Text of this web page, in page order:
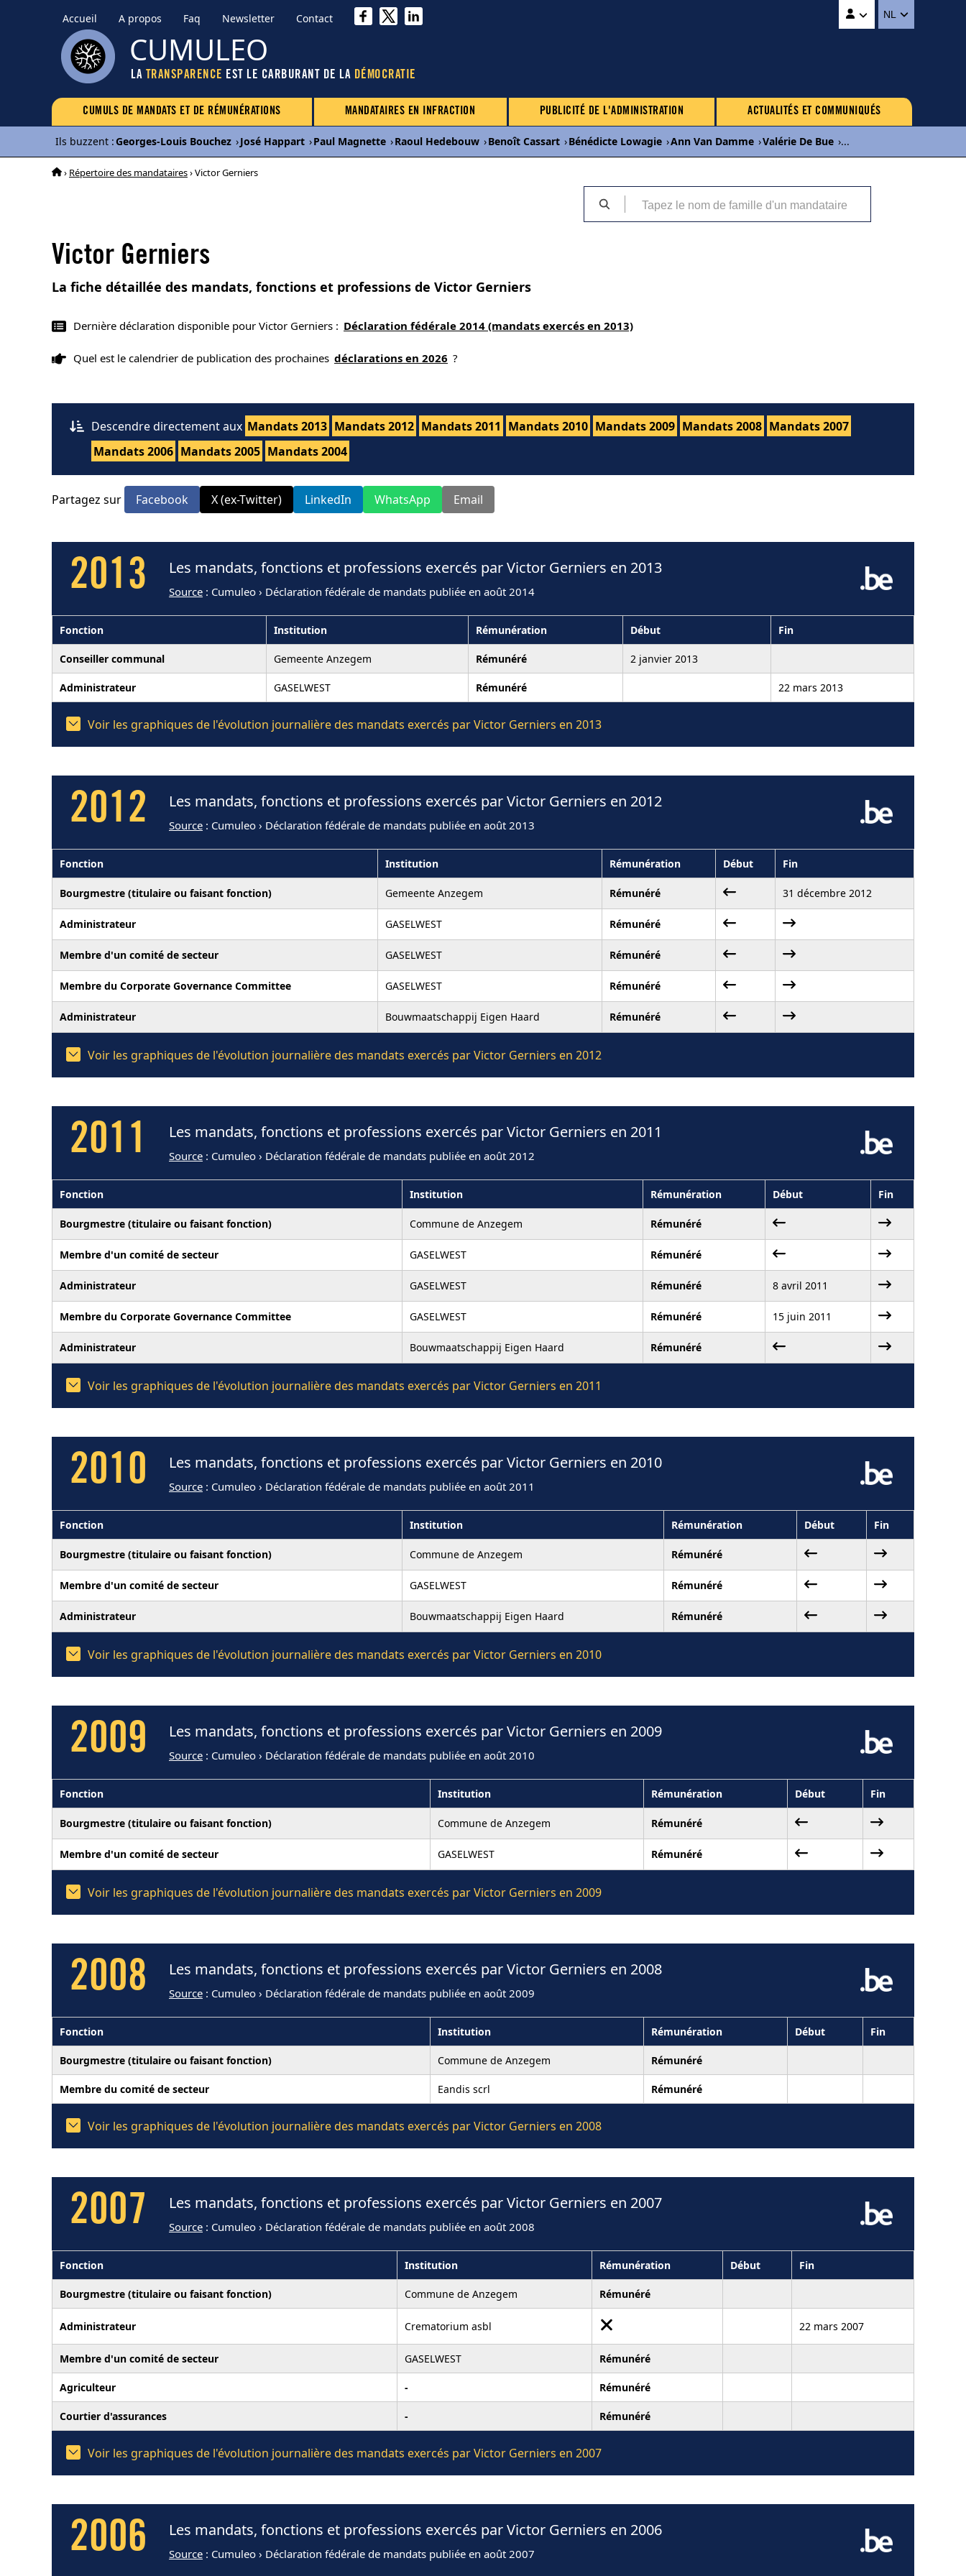
Accueil A propos Faq Newsletter Contact NL
CUMULEO
LA TRANSPARENCE EST LE CARBURANT DE LA DÉMOCRATIE
CUMULS DE MANDATS ET DE RÉMUNÉRATIONS MANDATAIRES EN INFRACTION PUBLICITÉ DE L'ADMINISTRATION ACTUALITÉS ET COMMUNIQUÉS
Ils buzzent :Georges-Louis Bouchez ›José Happart ›Paul Magnette ›Raoul Hedebouw ›Benoît Cassart ›Bénédicte Lowagie ›Ann Van Damme ›Valérie De Bue ›...
› Répertoire des mandataires› Victor Gerniers
Victor Gerniers
La fiche détaillée des mandats, fonctions et professions de Victor Gerniers
Dernière déclaration disponible pour Victor Gerniers : Déclaration fédérale 2014 (mandats exercés en 2013)
Quel est le calendrier de publication des prochaines déclarations en 2026 ?
Descendre directement aux Mandats 2013 Mandats 2012 Mandats 2011 Mandats 2010 Mandats 2009 Mandats 2008 Mandats 2007
Mandats 2006 Mandats 2005 Mandats 2004
Partagez sur Facebook X (ex-Twitter) LinkedIn WhatsApp Email
2013 Les mandats, fonctions et professions exercés par Victor Gerniers en 2013
Source : Cumuleo › Déclaration fédérale de mandats publiée en août 2014
Fonction Institution Rémunération Début Fin
Conseiller communal Gemeente Anzegem Rémunéré 2 janvier 2013
Administrateur GASELWEST Rémunéré 22 mars 2013
Voir les graphiques de l'évolution journalière des mandats exercés par Victor Gerniers en 2013
2012 Les mandats, fonctions et professions exercés par Victor Gerniers en 2012
Source : Cumuleo › Déclaration fédérale de mandats publiée en août 2013
Fonction Institution Rémunération Début Fin
Bourgmestre (titulaire ou faisant fonction) Gemeente Anzegem Rémunéré 31 décembre 2012
Administrateur GASELWEST Rémunéré
Membre d'un comité de secteur GASELWEST Rémunéré
Membre du Corporate Governance Committee GASELWEST Rémunéré
Administrateur Bouwmaatschappij Eigen Haard Rémunéré
Voir les graphiques de l'évolution journalière des mandats exercés par Victor Gerniers en 2012
2011 Les mandats, fonctions et professions exercés par Victor Gerniers en 2011
Source : Cumuleo › Déclaration fédérale de mandats publiée en août 2012
Fonction Institution Rémunération Début Fin
Bourgmestre (titulaire ou faisant fonction) Commune de Anzegem Rémunéré
Membre d'un comité de secteur GASELWEST Rémunéré
Administrateur GASELWEST Rémunéré 8 avril 2011
Membre du Corporate Governance Committee GASELWEST Rémunéré 15 juin 2011
Administrateur Bouwmaatschappij Eigen Haard Rémunéré
Voir les graphiques de l'évolution journalière des mandats exercés par Victor Gerniers en 2011
2010 Les mandats, fonctions et professions exercés par Victor Gerniers en 2010
Source : Cumuleo › Déclaration fédérale de mandats publiée en août 2011
Fonction Institution Rémunération Début Fin
Bourgmestre (titulaire ou faisant fonction) Commune de Anzegem Rémunéré
Membre d'un comité de secteur GASELWEST Rémunéré
Administrateur Bouwmaatschappij Eigen Haard Rémunéré
Voir les graphiques de l'évolution journalière des mandats exercés par Victor Gerniers en 2010
2009 Les mandats, fonctions et professions exercés par Victor Gerniers en 2009
Source : Cumuleo › Déclaration fédérale de mandats publiée en août 2010
Fonction Institution Rémunération Début Fin
Bourgmestre (titulaire ou faisant fonction) Commune de Anzegem Rémunéré
Membre d'un comité de secteur GASELWEST Rémunéré
Voir les graphiques de l'évolution journalière des mandats exercés par Victor Gerniers en 2009
2008 Les mandats, fonctions et professions exercés par Victor Gerniers en 2008
Source : Cumuleo › Déclaration fédérale de mandats publiée en août 2009
Fonction Institution Rémunération Début Fin
Bourgmestre (titulaire ou faisant fonction) Commune de Anzegem Rémunéré
Membre du comité de secteur Eandis scrl Rémunéré
Voir les graphiques de l'évolution journalière des mandats exercés par Victor Gerniers en 2008
2007 Les mandats, fonctions et professions exercés par Victor Gerniers en 2007
Source : Cumuleo › Déclaration fédérale de mandats publiée en août 2008
Fonction Institution Rémunération Début Fin
Bourgmestre (titulaire ou faisant fonction) Commune de Anzegem Rémunéré
Administrateur Crematorium asbl 22 mars 2007
Membre d'un comité de secteur GASELWEST Rémunéré
Agriculteur - Rémunéré
Courtier d'assurances - Rémunéré
Voir les graphiques de l'évolution journalière des mandats exercés par Victor Gerniers en 2007
2006 Les mandats, fonctions et professions exercés par Victor Gerniers en 2006
Source : Cumuleo › Déclaration fédérale de mandats publiée en août 2007